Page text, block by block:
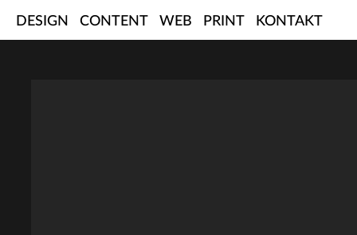
DESIGN CONTENT WEB PRINT KONTAKT